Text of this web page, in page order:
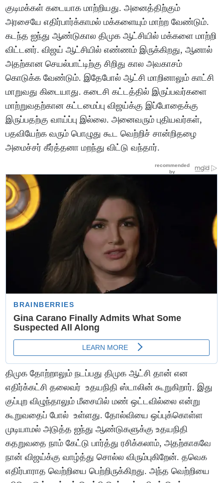
குடிமக்கள் கடையாக மாற்றியது. அனைத்திற்கும்
அரசையே எதிர்பார்க்காமல் மக்களையும் மாற்ற வேண்டும்.
கடந்த ஐந்து ஆண்டுகால திமுக ஆட்சியில் மக்களை மாற்றி
விட்டனர். விஜய் ஆட்சியில் எண்ணம் இருக்கிறது, ஆனால்
அதற்கான செயல்பாட்டிற்கு சிறிது கால அவகாசம்
கொடுக்க வேண்டும். இதேபோல் ஆட்சி மாறினாலும் காட்சி
மாறுவது கிடையாது. கடைசி கட்டத்தில் இருப்பவர்களை
மாற்றுவதற்கான கட்டமைப்பு விஜய்க்கு இப்போதைக்கு
இருப்பதற்கு வாய்ப்பு இல்லை. அனைவரும் புதியவர்கள்,
பதவியேற்க வரும் பொழுது கூட வெற்றிச் சான்றிதழை
அமைச்சர் கீர்த்தனா மறந்து விட்டு வந்தார்.
திமுக தோற்றாலும் நடப்பது திமுக ஆட்சி தான் என
எதிர்க்கட்சி தலைவர் உதயநிதி ஸ்டாலின் கூறுகிறார். இது
குப்புற விழுந்தாலும் மீசையில் மண் ஒட்டவில்லை என்று
கூறுவதைப் போல் உள்ளது. தோல்வியை ஒப்புக்கொள்ள
முடியாமல் அடுத்த ஐந்து ஆண்டுகளுக்கு உதயநிதி
கதறுவதை நாம் கேட்டு பார்த்து ரசிக்கலாம், அதற்காகவே
நான் விஜய்க்கு வாழ்த்து சொல்ல விரும்புகிறேன். தவெக
எதிர்பாராத வெற்றியை பெற்றிருக்கிறது. அந்த வெற்றியை